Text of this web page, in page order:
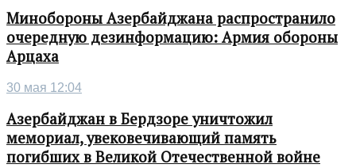
Минобороны Азербайджана распространило
очередную дезинформацию: Армия обороны
Арцаха
30 мая 12:04
Азербайджан в Бердзоре уничтожил
мемориал, увековечивающий память
погибших в Великой Отечественной войне